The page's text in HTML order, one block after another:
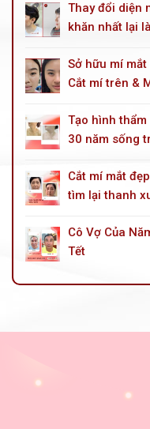
Thay đổi diện
khăn nhất lại
Sở hữu mí
Cắt mí trên &
Tạo hình
30 năm sống
Cắt mí mắt
tìm lại thanh
Cô Vợ Của
Tết